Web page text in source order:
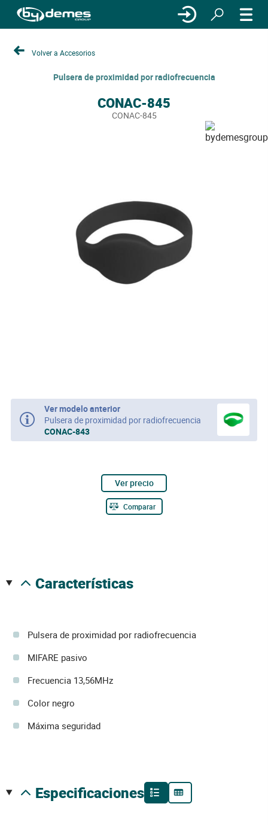
Volver a Accesorios
Pulsera de proximidad por radiofrecuencia
CONAC-845
CONAC-845
Ver modelo anterior
Pulsera de proximidad por radiofrecuencia
CONAC-843
Ver precio
Comparar
características
Pulsera de proximidad por radiofrecuencia
MIFARE pasivo
Frecuencia 13,56MHz
Color negro
Máxima seguridad
especificaciones